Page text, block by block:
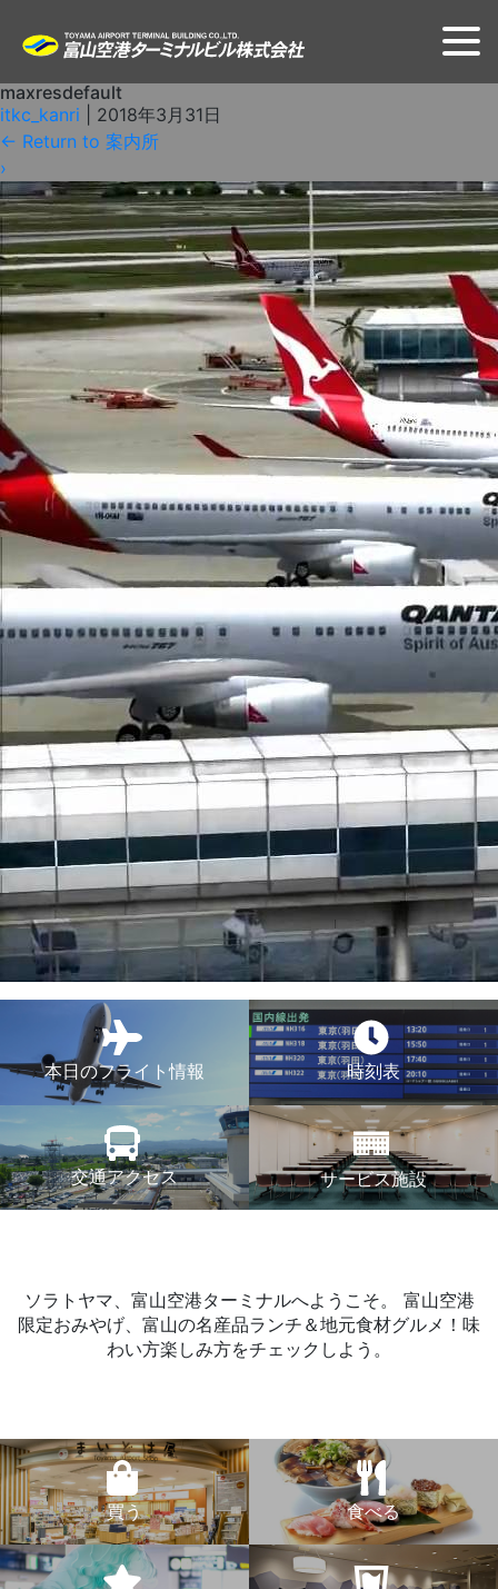
maxresdefault
itkc_kanri
2018年3月31日
← Return to 案内所
›
本日のフライト情報 時刻表
交通アクセス サービス施設
ソラトヤマ、富山空港ターミナルへようこそ。
富山空港
限定おみやげ、富山の名産品ランチ＆地元食材グルメ！味
わい方楽しみ方をチェックしよう。
買う 食べる